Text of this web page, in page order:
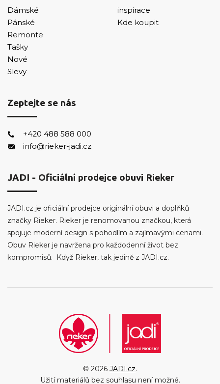
Dámské
Pánské
Remonte
Tašky
Nové
Slevy
inspirace
Kde koupit
Zeptejte se nás
+420 488 588 000
info@rieker-jadi.cz
JADI - Oficiální prodejce obuvi Rieker
JADI.cz je oficiální prodejce originální obuvi a doplňků
značky Rieker. Rieker je renomovanou značkou, která
spojuje moderní design s pohodlím a zajímavými cenami.
Obuv Rieker je navržena pro každodenní život bez
kompromisů. Když Rieker, tak jedině z JADI.cz.
© 2026 JADI.cz.
Užití materiálů bez souhlasu není možné.